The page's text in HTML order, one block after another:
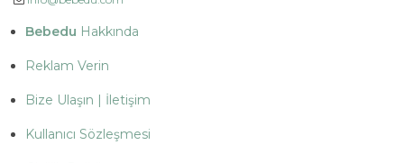
Bebedu Hakkında
Reklam Verin
Bize Ulaşın | İletişim
Kullanıcı Sözleşmesi